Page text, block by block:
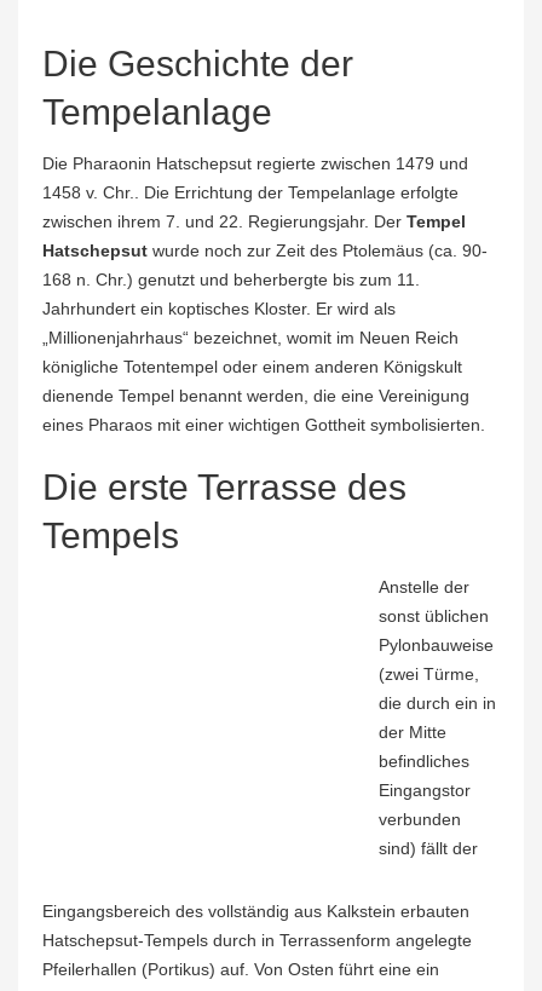
Die Geschichte der
Tempelanlage
Die Pharaonin Hatschepsut regierte zwischen 1479 und
1458 v. Chr.. Die Errichtung der Tempelanlage erfolgte
zwischen ihrem 7. und 22. Regierungsjahr. Der Tempel
Hatschepsut wurde noch zur Zeit des Ptolemäus (ca. 90-
168 n. Chr.) genutzt und beherbergte bis zum 11.
Jahrhundert ein koptisches Kloster. Er wird als
„Millionenjahrhaus“ bezeichnet, womit im Neuen Reich
königliche Totentempel oder einem anderen Königskult
dienende Tempel benannt werden, die eine Vereinigung
eines Pharaos mit einer wichtigen Gottheit symbolisierten.
Die erste Terrasse des
Tempels
Anstelle der
sonst üblichen
Pylonbauweise
(zwei Türme,
die durch ein in
der Mitte
befindliches
Eingangstor
verbunden
sind) fällt der
Eingangsbereich des vollständig aus Kalkstein erbauten
Hatschepsut-Tempels durch in Terrassenform angelegte
Pfeilerhallen (Portikus) auf. Von Osten führt eine ein